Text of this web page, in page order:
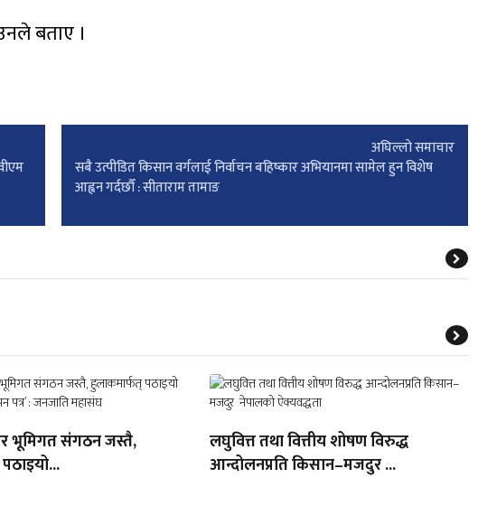
बताए ।
अघिल्लाे समाचार
सबै उत्पीडित किसान वर्गलाई निर्वाचन बहिष्कार अभियानमा सामेल हुन विशेष
आह्वन गर्दछौँ : सीताराम तामाङ
भूमिगत संगठन जस्तै,
लघुवित्त तथा वित्तीय शोषण विरुद्ध
आन्दोलनप्रति किसान–मजदुर ...